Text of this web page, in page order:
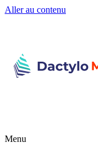
Aller au contenu
Menu